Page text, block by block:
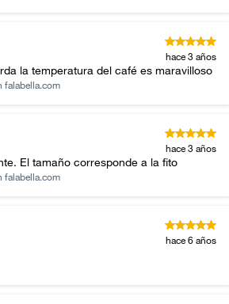
hace 3 años
la temperatura del café es maravilloso
falabella.com
hace 3 años
El tamaño corresponde a la fito
falabella.com
hace 6 años